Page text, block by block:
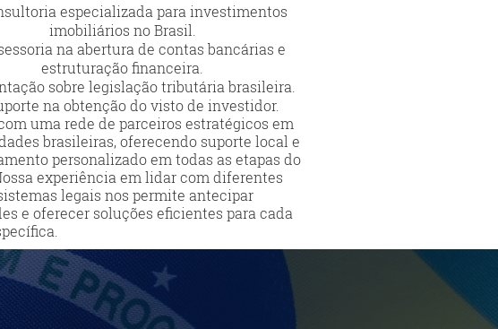
especializada para investimentos
imobiliários no Brasil.
na abertura de contas bancárias e
estruturação financeira.
sobre legislação tributária brasileira.
na obtenção do visto de investidor.
uma rede de parceiros estratégicos em
brasileiras, oferecendo suporte local e
personalizado em todas as etapas do
experiência em lidar com diferentes
legais nos permite antecipar
e oferecer soluções eficientes para cada